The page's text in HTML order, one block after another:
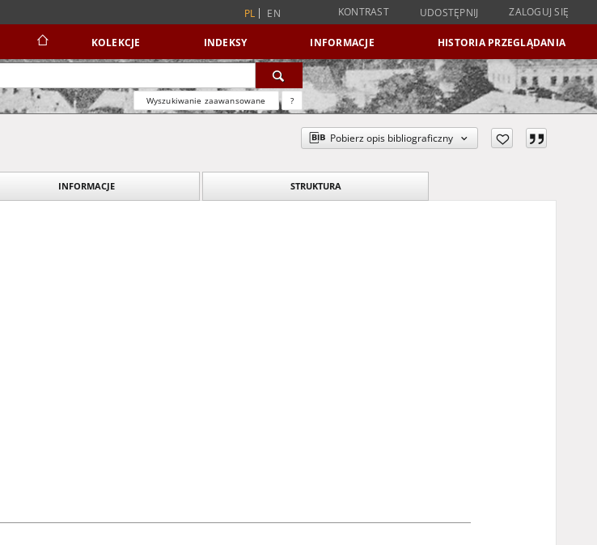
PL EN KONTRAST UDOSTĘPNIJ ZALOGUJ SIĘ
KOLEKCJE INDEKSY INFORMACJE HISTORIA PRZEGLĄDANIA
Wyszukiwanie zaawansowane ?
Pobierz opis bibliograficzny
INFORMACJE STRUKTURA